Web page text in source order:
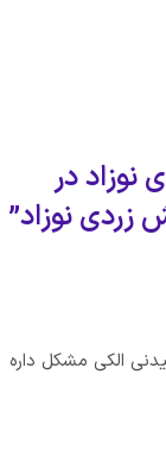
نوزاد در
زردی نوزاد”
الکی مشکل داره